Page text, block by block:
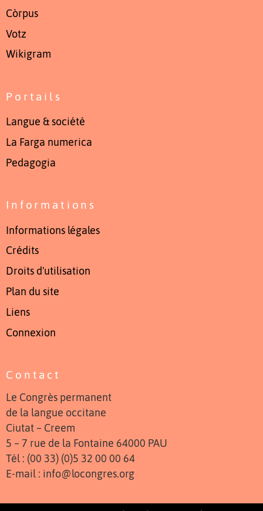
Còrpus
Votz
Wikigram
Portails
Langue & société
La Farga numerica
Pedagogia
Informations
Informations légales
Crédits
Droits d'utilisation
Plan du site
Liens
Connexion
Contact
Le Congrès permanent
de la langue occitane
Ciutat – Creem
5 – 7 rue de la Fontaine 64000 PAU
Tél : (00 33) (0)5 32 00 00 64
E-mail : info@locongres.org